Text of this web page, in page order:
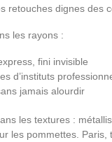
retouches dignes des
les rayons :
fini invisible
d’instituts
jamais alourdir
les textures :
les pommettes. Paris,